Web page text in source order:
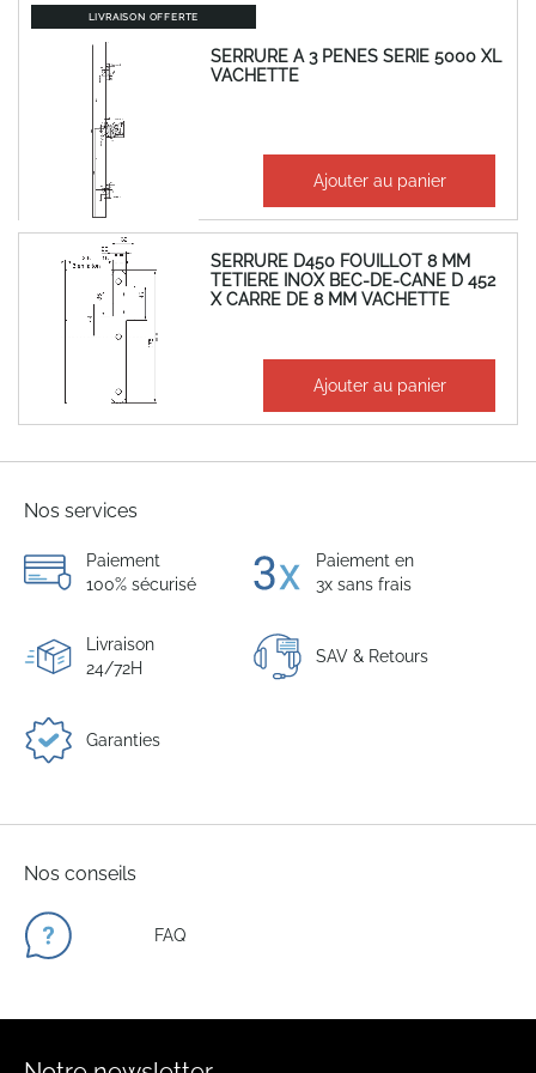
LIVRAISON OFFERTE
SERRURE A 3 PENES SERIE 5000 XL
VACHETTE
582,66 €
485,55 € Ajouter au panier
SERRURE D450 FOUILLOT 8 MM
TETIERE INOX BEC-DE-CANE D 452
X CARRE DE 8 MM VACHETTE
57,23 €
Ajouter au panier
Nos services
Paiement
100% sécurisé
Paiement en
3x sans frais
Livraison
24/72H
SAV & Retours
Garanties
Nos conseils
FAQ